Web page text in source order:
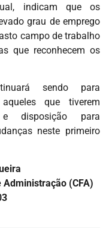
indicam que os
grau de emprego
campo de trabalho
que reconhecem os
sendo para
que tiverem
e disposição para
neste primeiro
Administração (CFA)